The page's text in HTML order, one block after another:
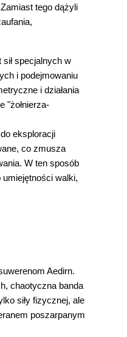
tego dążyli
specjalnych w
i podejmowaniu
i działania
"żołnierza-
eksploracji
co zmusza
W ten sposób
umiejętności walki,
Aedirn.
chaotyczna banda
siły fizycznej, ale
poszarpanym